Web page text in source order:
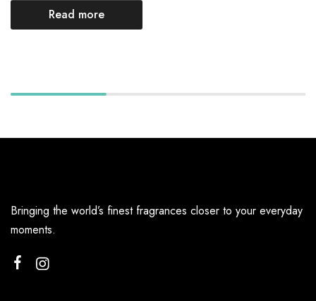
Read more
Bringing the world’s finest fragrances closer to your everyday
moments.